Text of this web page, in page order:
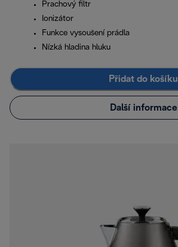
Prachový filtr
Ionizátor
Funkce vysoušení prádla
Nízká hladina hluku
Přidat do košíku
Další informace